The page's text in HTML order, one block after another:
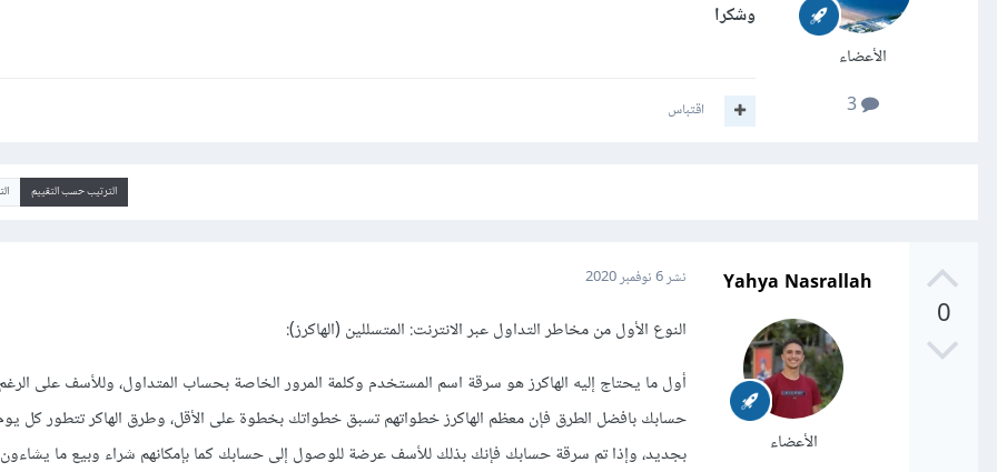
الأعضاء
3
وشكرا
اقتباس
الترتيب حسب التقييم
0
Yahya Nasrallah
الأعضاء
نشر6 نوفمبر 2020
النوع الأول من مخاطر التداول عبر الانترنت: المتسللين (الهاكرز):
أول ما يحتاج إليه الهاكرز هو سرقة اسم المستخدم وكلمة المرور الخاصة بحساب المتداول، وللأسف على
حسابك بافضل الطرق فإن معظم الهاكرز خطواتهم تسبق خطواتك بخطوة على الأقل، وطرق الهاكر تتطور كل
بجديد، وإذا تم سرقة حسابك فإنك بذلك للأسف عرضة للوصول إلى حسابك كما بإمكانهم شراء وبيع ما يشاءون.